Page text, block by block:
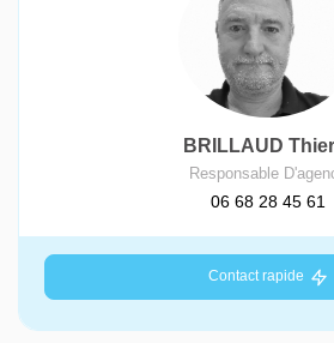
BRILLAUD
Responsable
06 68 28 45 61
Contact rapide